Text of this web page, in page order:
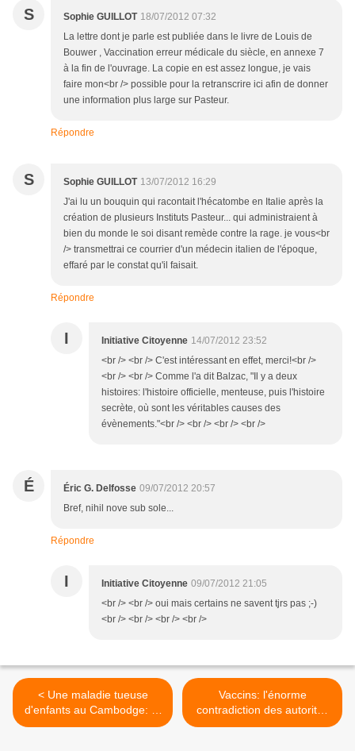
S Sophie GUILLOT 18/07/2012 07:32
La lettre dont je parle est publiée dans le livre de Louis de
Bouwer , Vaccination erreur médicale du siècle, en annexe 7
à la fin de l'ouvrage. La copie en est assez longue, je vais
faire mon<br /> possible pour la retranscrire ici afin de donner
une information plus large sur Pasteur.
Répondre
S Sophie GUILLOT 13/07/2012 16:29
J'ai lu un bouquin qui racontait l'hécatombe en Italie après la
création de plusieurs Instituts Pasteur... qui administraient à
bien du monde le soi disant remède contre la rage. je vous<br
/> transmettrai ce courrier d'un médecin italien de l'époque,
effaré par le constat qu'il faisait.
Répondre
I Initiative Citoyenne 14/07/2012 23:52
<br /> <br /> C'est intéressant en effet, merci!<br />
<br /> <br /> Comme l'a dit Balzac, "Il y a deux
histoires: l'histoire officielle, menteuse, puis l'histoire
secrète, où sont les véritables causes des
évènements."<br /> <br /> <br /> <br />
É Éric G. Delfosse 09/07/2012 20:57
Bref, nihil nove sub sole...
Répondre
I Initiative Citoyenne 09/07/2012 21:05
<br /> <br /> oui mais certains ne savent tjrs pas ;-)
<br /> <br /> <br /> <br />
< Une maladie tueuse
d'enfants au Cambodge: et
si c'était leurs vaccins?
Vaccins: l'énorme
contradiction des autorités
canadiennes >